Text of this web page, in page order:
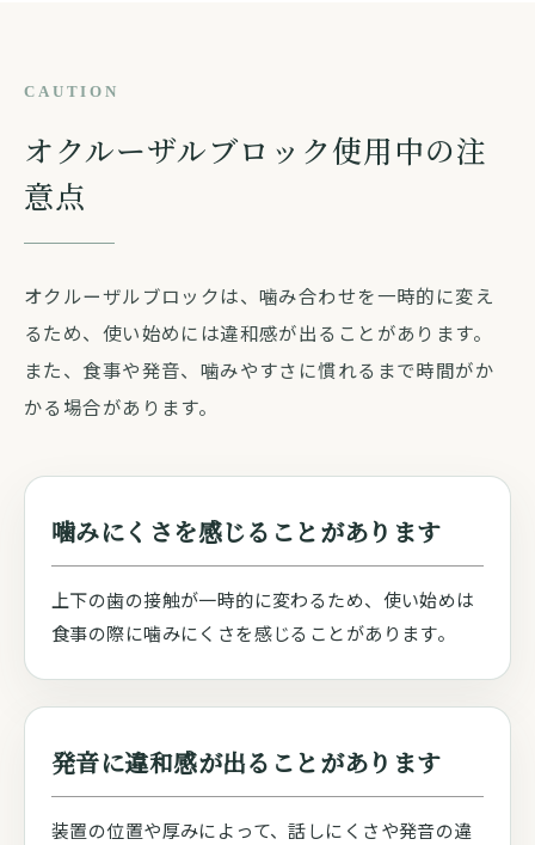
CAUTION
オクルーザルブロック使用中の注
意点
オクルーザルブロックは、噛み合わせを一時的に変え
るため、使い始めには違和感が出ることがあります。
また、食事や発音、噛みやすさに慣れるまで時間がか
かる場合があります。
噛みにくさを感じることがあります
上下の歯の接触が一時的に変わるため、使い始めは
食事の際に噛みにくさを感じることがあります。
発音に違和感が出ることがあります
装置の位置や厚みによって、話しにくさや発音の違